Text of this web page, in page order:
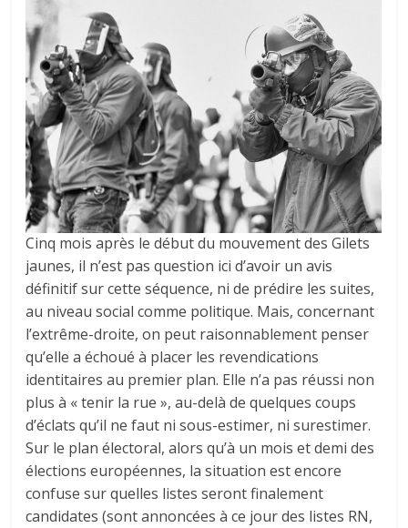
Cinq mois après le début du mouvement des Gilets
jaunes, il n’est pas question ici d’avoir un avis
définitif sur cette séquence, ni de prédire les suites,
au niveau social comme politique. Mais, concernant
l’extrême-droite, on peut raisonnablement penser
qu’elle a échoué à placer les revendications
identitaires au premier plan. Elle n’a pas réussi non
plus à « tenir la rue », au-delà de quelques coups
d’éclats qu’il ne faut ni sous-estimer, ni surestimer.
Sur le plan électoral, alors qu’à un mois et demi des
élections européennes, la situation est encore
confuse sur quelles listes seront finalement
candidates (sont annoncées à ce jour des listes RN,